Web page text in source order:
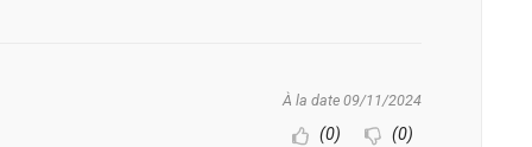
À la date 09/11/2024
(0) (0)